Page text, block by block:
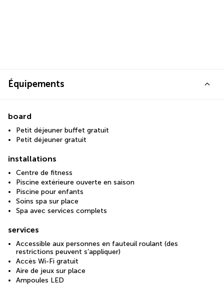
Équipements
board
Petit déjeuner buffet gratuit
Petit déjeuner gratuit
installations
Centre de fitness
Piscine extérieure ouverte en saison
Piscine pour enfants
Soins spa sur place
Spa avec services complets
services
Accessible aux personnes en fauteuil roulant (des
restrictions peuvent s’appliquer)
Accès Wi-Fi gratuit
Aire de jeux sur place
Ampoules LED